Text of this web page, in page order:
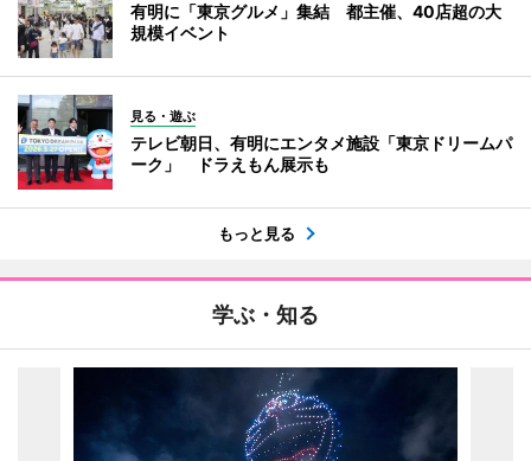
有明に「東京グルメ」集結 都主催、40店超の大
規模イベント
見る・遊ぶ
テレビ朝日、有明にエンタメ施設「東京ドリームパ
ーク」 ドラえもん展示も
もっと見る
学ぶ・知る